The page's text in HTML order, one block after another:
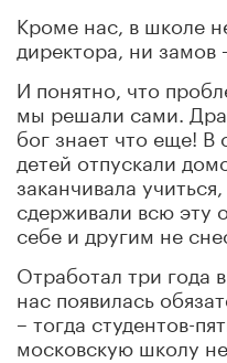
Кроме нас, в школе
директора, ни замов
И понятно, что
мы решали сами.
бог знает что еще! В
детей отпускали
заканчивала
сдерживали всю эту
себе и другим не
Отработал три года
нас появилась
– тогда студентов-
московскую школу